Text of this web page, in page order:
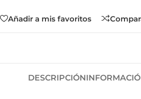
Añadir a mis favoritos
DESCRIPCIÓN